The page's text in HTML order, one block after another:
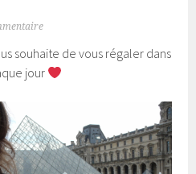
souhaite de vous régaler dans
jour